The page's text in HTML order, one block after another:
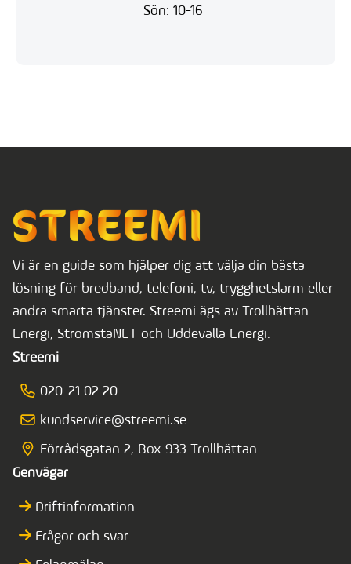
Sön: 10-16
Vi är en guide som hjälper dig att välja din bästa
lösning för bredband, telefoni, tv, trygghetslarm eller
andra smarta tjänster. Streemi ägs av Trollhättan
Energi, StrömstaNET och Uddevalla Energi.
Streemi
020-21 02 20
kundservice@streemi.se
Förrådsgatan 2, Box 933 Trollhättan
Genvägar
Driftinformation
Frågor och svar